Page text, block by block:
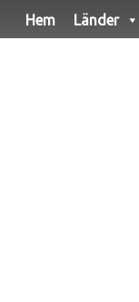
Hem Länder